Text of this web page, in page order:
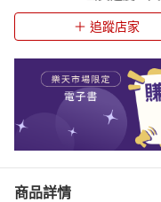
追蹤店家
商品詳情